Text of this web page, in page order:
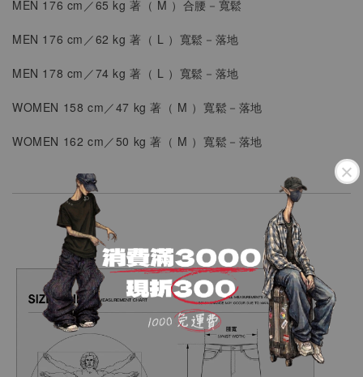
MEN 176 cm／65 kg 著（ M ） 合腰 － 寬鬆
MEN 176 cm／62 kg 著（ L ）寬鬆 －落地
MEN 178 cm／74 kg 著（ L ）寬鬆 －落地
WOMEN 158 cm／47 kg 著（ M ）寬鬆－落地
WOMEN 162 cm／50 kg 著（ M ）寬鬆－落地